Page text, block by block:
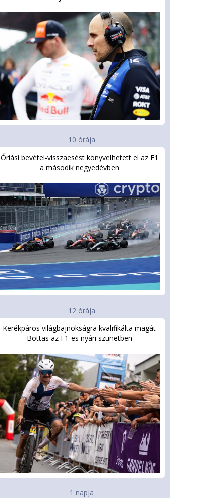
10 órája
Óriási bevétel-visszaesést könyvelhetett el az F1
a második negyedévben
12 órája
Kerékpáros világbajnokságra kvalifikálta magát
Bottas az F1-es nyári szünetben
1 napja